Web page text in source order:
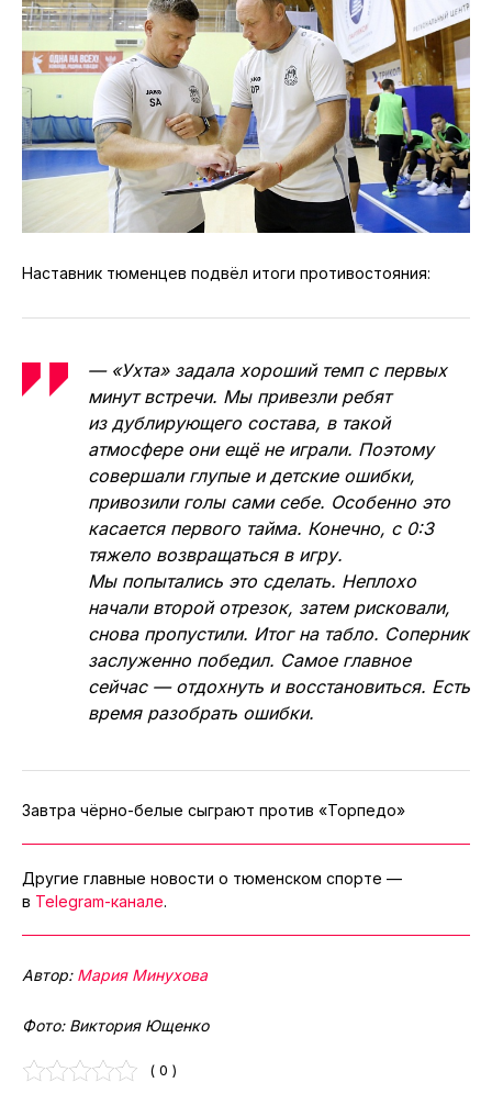
Наставник тюменцев подвёл итоги противостояния:
— «Ухта» задала хороший темп с первых
минут встречи. Мы привезли ребят
из дублирующего состава, в такой
атмосфере они ещё не играли. Поэтому
совершали глупые и детские ошибки,
привозили голы сами себе. Особенно это
касается первого тайма. Конечно, с 0:3
тяжело возвращаться в игру.
Мы попытались это сделать. Неплохо
начали второй отрезок, затем рисковали,
снова пропустили. Итог на табло. Соперник
заслуженно победил. Самое главное
сейчас — отдохнуть и восстановиться. Есть
время разобрать ошибки.
Завтра чёрно-белые сыграют против «Торпедо»
Другие главные новости о тюменском спорте —
в Telegram-канале.
Автор: Мария Минухова
Фото: Виктория Ющенко
( 0 )